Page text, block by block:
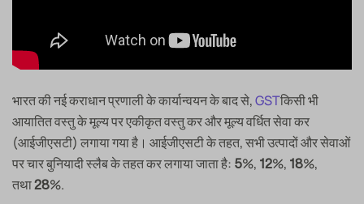
भारत की नई कराधान प्रणाली के कार्यान्वयन के बाद से,GSTकिसी भी
आयातित वस्तु के मूल्य पर एकीकृत वस्तु कर और मूल्य वर्धित सेवा कर
(आईजीएसटी) लगाया गया है। आईजीएसटी के तहत, सभी उत्पादों और सेवाओं
पर चार बुनियादी स्लैब के तहत कर लगाया जाता है: 5%, 12%, 18%,
तथा28%.